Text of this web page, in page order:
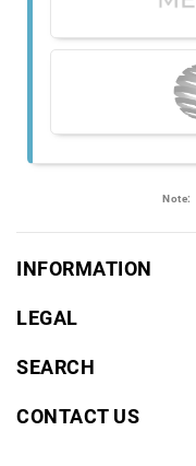
Note:
INFORMATION
LEGAL
SEARCH
CONTACT US